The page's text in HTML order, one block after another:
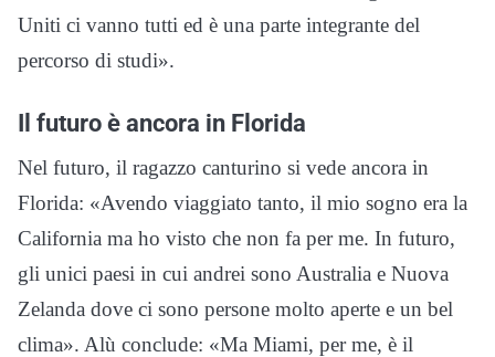
Uniti ci vanno tutti ed è una parte integrante del
percorso di studi».
Il futuro è ancora in Florida
Nel futuro, il ragazzo canturino si vede ancora in
Florida: «Avendo viaggiato tanto, il mio sogno era la
California ma ho visto che non fa per me. In futuro,
gli unici paesi in cui andrei sono Australia e Nuova
Zelanda dove ci sono persone molto aperte e un bel
clima». Alù conclude: «Ma Miami, per me, è il